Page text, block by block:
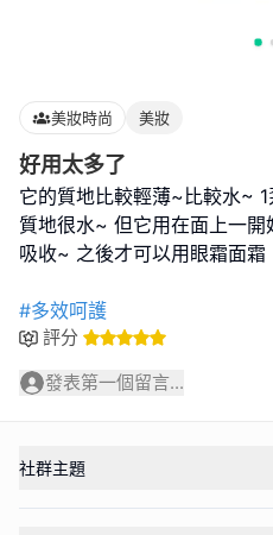
美妝時尚 美妝
好用太多了
它的質地比較輕薄~比較水~
質地很水~ 但它用在面上一
吸收~ 之後才可以用眼霜面霜
#多效呵護
評分
發表第一個留言...
社群主題